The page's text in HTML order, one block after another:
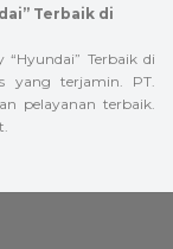
Terbaik di
Terbaik di
yang terjamin. PT.
pelayanan terbaik.